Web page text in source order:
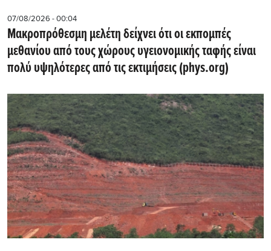
07/08/2026 - 00:04
Μακροπρόθεσμη μελέτη δείχνει ότι οι εκπομπές
μεθανίου από τους χώρους υγειονομικής ταφής είναι
πολύ υψηλότερες από τις εκτιμήσεις (phys.org)